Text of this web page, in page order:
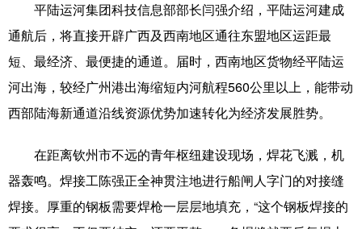
新疆 内蒙古 黑龙江
多语种频道
English Español Français عربى
Deutsch Português
平陆运河集团科技信息部部长闫强介绍，平陆运河建成
通航后，将直接开辟广西及西南地区通往东盟地区运距最
短、最经济、最便捷的通道。届时，西南地区货物经平陆运
河出海，较经广州港出海缩短内河航程560公里以上，能带动
西部陆海新通道沿线资源优势加速转化为经济发展胜势。
在距离钦州市不远的青年枢纽建设现场，焊花飞溅，机
器轰鸣。焊接工陈强正全神贯注地进行船闸人字门的对接缝
焊接。厚重的钢板需要焊枪一层层地填充，“这个钢板焊接的